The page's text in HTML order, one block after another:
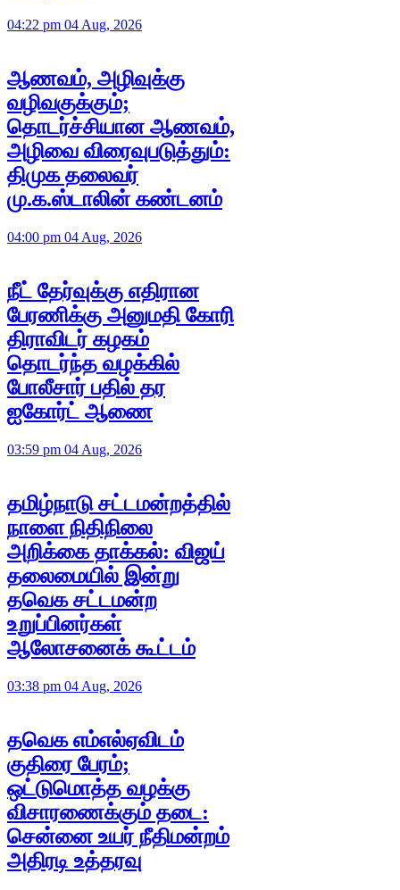
04:22 pm 04 Aug, 2026
ஆணவம், அழிவுக்கு
வழிவகுக்கும்;
தொடர்ச்சியான ஆணவம்,
அழிவை விரைவுபடுத்தும்:
திமுக தலைவர்
மு.க.ஸ்டாலின் கண்டனம்
04:00 pm 04 Aug, 2026
நீட் தேர்வுக்கு எதிரான
பேரணிக்கு அனுமதி கோரி
திராவிடர் கழகம்
தொடர்ந்த வழக்கில்
போலீசார் பதில் தர
ஐகோர்ட் ஆணை
03:59 pm 04 Aug, 2026
தமிழ்நாடு சட்டமன்றத்தில்
நாளை நிதிநிலை
அறிக்கை தாக்கல்: விஜய்
தலைமையில் இன்று
தவெக சட்டமன்ற
உறுப்பினர்கள்
ஆலோசனைக் கூட்டம்
03:38 pm 04 Aug, 2026
தவெக எம்எல்ஏவிடம்
குதிரை பேரம்;
ஒட்டுமொத்த வழக்கு
விசாரணைக்கும் தடை:
சென்னை உயர் நீதிமன்றம்
அதிரடி உத்தரவு